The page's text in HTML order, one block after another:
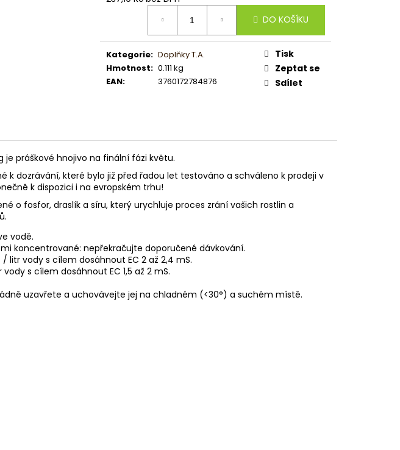
DO KOŠÍKU
Kategorie: Doplňky T.A.
Hmotnost: 0.111 kg
EAN: 3760172784876
Tisk
Zeptat se
Sdílet
je práškové hnojivo na finální fázi květu.
k dozrávání, které bylo již před řadou let testováno a schváleno k prodeji v
k dispozici i na evropském trhu!
o fosfor, draslík a síru, který urychluje proces zrání vašich rostlin a
vodě.
koncentrované: nepřekračujte doporučené dávkování.
litr vody s cílem dosáhnout EC 2 až 2,4 mS.
s cílem dosáhnout EC 1,5 až 2 mS.
uzavřete a uchovávejte jej na chladném (<30°) a suchém místě.